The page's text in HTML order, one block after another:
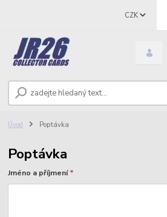
CZK
Úvod Poptávka
Poptávka
Jméno a příjmení*